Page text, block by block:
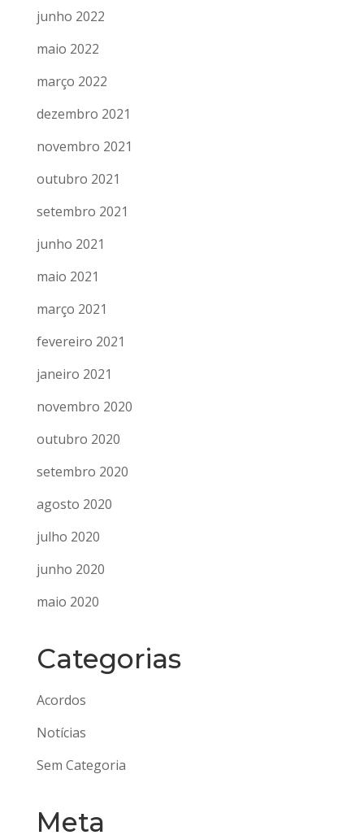
junho 2022
maio 2022
março 2022
dezembro 2021
novembro 2021
outubro 2021
setembro 2021
junho 2021
maio 2021
março 2021
fevereiro 2021
janeiro 2021
novembro 2020
outubro 2020
setembro 2020
agosto 2020
julho 2020
junho 2020
maio 2020
Categorias
Acordos
Notícias
Sem Categoria
Meta